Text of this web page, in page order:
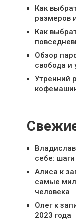
Как
размеров
Как
Обзор
свобода и
Утренний
Владислав
себе:
Алиса к
самые
человека
Олегк
2023 года